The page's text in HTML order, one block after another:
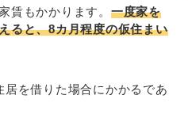
賃もかかります。 一度家を
ると、8カ月程度の仮住まい
を借りた場合にかかるであ